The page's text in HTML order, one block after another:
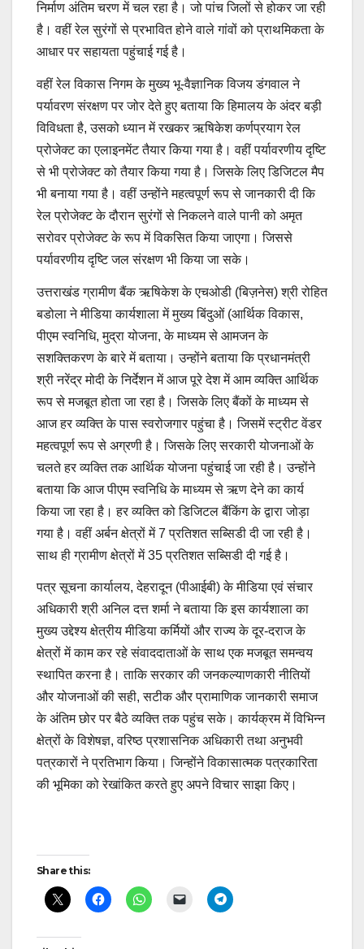
निर्माण अंतिम चरण में चल रहा है। जो पांच जिलों से होकर जा रही
है। वहीं रेल सुरंगों से प्रभावित होने वाले गांवों को प्राथमिकता के
आधार पर सहायता पहुंचाई गई है।
वहीं रेल विकास निगम के मुख्य भू-वैज्ञानिक विजय डंगवाल ने
पर्यावरण संरक्षण पर जोर देते हुए बताया कि हिमालय के अंदर बड़ी
विविधता है, उसको ध्यान में रखकर ऋषिकेश कर्णप्रयाग रेल
प्रोजेक्ट का एलाइनमेंट तैयार किया गया है। वहीं पर्यावरणीय दृष्टि
से भी प्रोजेक्ट को तैयार किया गया है। जिसके लिए डिजिटल मैप
भी बनाया गया है। वहीं उन्होंने महत्वपूर्ण रूप से जानकारी दी कि
रेल प्रोजेक्ट के दौरान सुरंगों से निकलने वाले पानी को अमृत
सरोवर प्रोजेक्ट के रूप में विकसित किया जाएगा। जिससे
पर्यावरणीय दृष्टि जल संरक्षण भी किया जा सके।
उत्तराखंड ग्रामीण बैंक ऋषिकेश के एचओडी (बिज़नेस) श्री रोहित
बडोला ने मीडिया कार्यशाला में मुख्य बिंदुओं (आर्थिक विकास,
पीएम स्वनिधि, मुद्रा योजना, के माध्यम से आमजन के
सशक्तिकरण के बारे में बताया। उन्होंने बताया कि प्रधानमंत्री
श्री नरेंद्र मोदी के निर्देशन में आज पूरे देश में आम व्यक्ति आर्थिक
रूप से मजबूत होता जा रहा है। जिसके लिए बैंकों के माध्यम से
आज हर व्यक्ति के पास स्वरोजगार पहुंचा है। जिसमें स्ट्रीट वेंडर
महत्वपूर्ण रूप से अग्रणी है। जिसके लिए सरकारी योजनाओं के
चलते हर व्यक्ति तक आर्थिक योजना पहुंचाई जा रही है। उन्होंने
बताया कि आज पीएम स्वनिधि के माध्यम से ऋण देने का कार्य
किया जा रहा है। हर व्यक्ति को डिजिटल बैंकिंग के द्वारा जोड़ा
गया है। वहीं अर्बन क्षेत्रों में 7 प्रतिशत सब्सिडी दी जा रही है।
साथ ही ग्रामीण क्षेत्रों में 35 प्रतिशत सब्सिडी दी गई है।
पत्र सूचना कार्यालय, देहरादून (पीआईबी) के मीडिया एवं संचार
अधिकारी श्री अनिल दत्त शर्मा ने बताया कि इस कार्यशाला का
मुख्य उद्देश्य क्षेत्रीय मीडिया कर्मियों और राज्य के दूर-दराज के
क्षेत्रों में काम कर रहे संवाददाताओं के साथ एक मजबूत समन्वय
स्थापित करना है। ताकि सरकार की जनकल्याणकारी नीतियों
और योजनाओं की सही, सटीक और प्रामाणिक जानकारी समाज
के अंतिम छोर पर बैठे व्यक्ति तक पहुंच सके। कार्यक्रम में विभिन्न
क्षेत्रों के विशेषज्ञ, वरिष्ठ प्रशासनिक अधिकारी तथा अनुभवी
पत्रकारों ने प्रतिभाग किया। जिन्होंने विकासात्मक पत्रकारिता
की भूमिका को रेखांकित करते हुए अपने विचार साझा किए।
Post
navigation
Share this: